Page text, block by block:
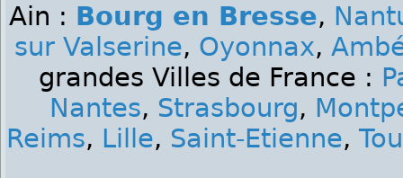
Ain : Bourg en Bresse,
sur Valserine, Oyonnax,
grandes Villes de France :
Nantes, Strasbourg,
Reims, Lille, Saint-Etienne,